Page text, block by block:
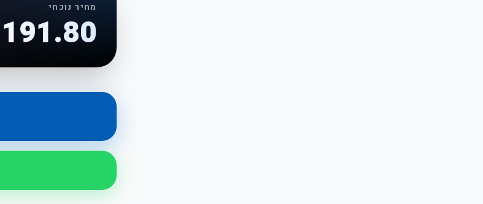
מחיר נוכחי
191.80